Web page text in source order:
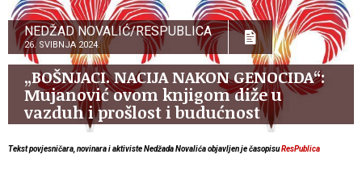
NEDŽAD NOVALIĆ/RESPUBLICA
26. SVIBNJA 2024.
„BOŠNJACI. NACIJA NAKON GENOCIDA“:
Mujanović ovom knjigom diže u
vazduh i prošlost i budućnost
Tekst povjesničara, novinara i aktiviste Nedžada Novalića objavljen je časopisuResPublica